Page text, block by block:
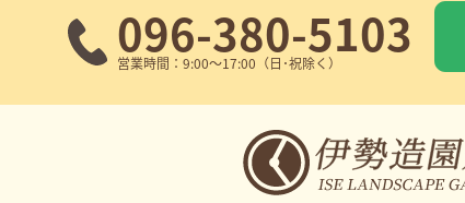
096-380-5103
営業時間：9:00～17:00（日･祝除く）